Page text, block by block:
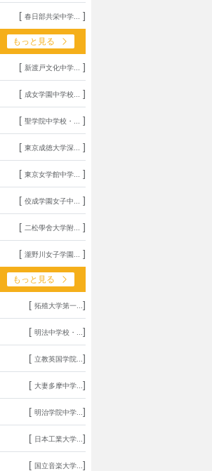
[ 春日部共栄中学... ]
もっと見る
[ 新渡戸文化中学... ]
[ 成女学園中学校... ]
[ 聖学院中学校・... ]
[ 東京成徳大学深... ]
[ 東京女学館中学... ]
[ 佼成学園女子中... ]
[ 二松學舍大学附... ]
[ 瀧野川女子学園... ]
もっと見る
[ 拓殖大学第一... ]
[ 明法中学校・... ]
[ 立教英国学院... ]
[ 大妻多摩中学... ]
[ 明治学院中学... ]
[ 日本工業大学... ]
[ 国立音楽大学... ]